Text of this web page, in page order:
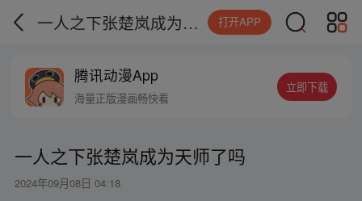
一人之下张楚岚成为天师了吗 打开APP
腾讯动漫App
海量正版漫画畅快看
立即下载
一人之下张楚岚成为天师了吗
2024年09月08日 04:18